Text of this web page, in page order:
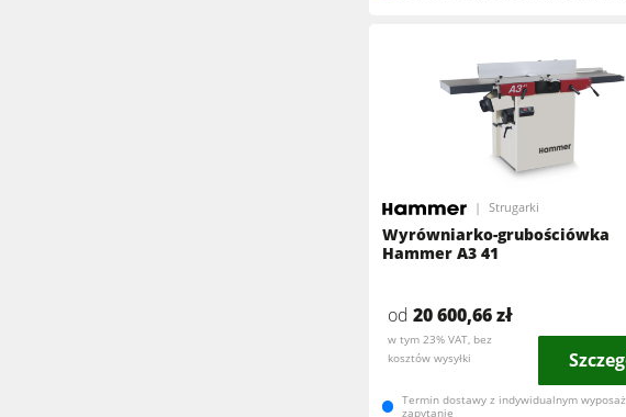
Automatyzacja & Manipulowanie materiałem
Strugarki
Wyrówniarko-grubościówka
Hammer A3 41
od 20 600,66 zł
w tym 23% VAT, bez
kosztów wysyłki
Termin dostawy z indywidualnym
zapytanie